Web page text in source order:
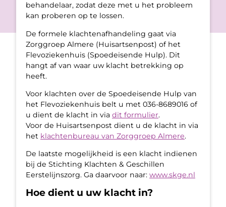
behandelaar, zodat deze met u het probleem
kan proberen op te lossen.
De formele klachtenafhandeling gaat via
Zorggroep Almere (Huisartsenpost) of het
Flevoziekenhuis (Spoedeisende Hulp). Dit
hangt af van waar uw klacht betrekking op
heeft.
Voor klachten over de Spoedeisende Hulp van
het Flevoziekenhuis belt u met 036-8689016 of
u dient de klacht in via dit formulier.
Voor de Huisartsenpost dient u de klacht in via
het klachtenbureau van Zorggroep Almere.
De laatste mogelijkheid is een klacht indienen
bij de Stichting Klachten & Geschillen
Eerstelijnszorg. Ga daarvoor naar: www.skge.nl
Hoe dient u uw klacht in?